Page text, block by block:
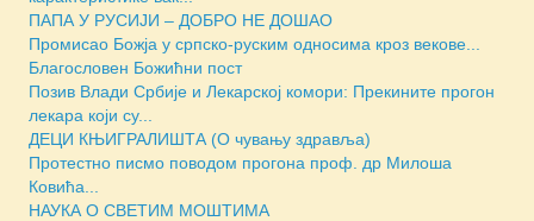
ПАПА У РУСИЈИ – ДОБРО НЕ ДОШАО
Промисао Божја у српско-руским односима кроз векове...
Благословен Божићни пост
Позив Влади Србије и Лекарској комори: Прекините прогон
лекара који су...
ДЕЦИ КЊИГРАЛИШТА (О чувању здравља)
Протестно писмо поводом прогона проф. др Милоша
Ковића...
НАУКА О СВЕТИМ МОШТИМА